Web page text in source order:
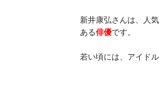
新井康弘さんは、人
ある俳優です。
若い頃には、アイド